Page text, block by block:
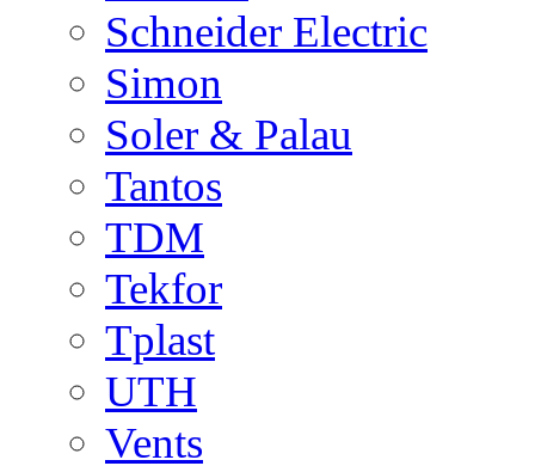
Schneider Electric
Simon
Soler & Palau
Tantos
TDM
Tekfor
Tplast
UTH
Vents